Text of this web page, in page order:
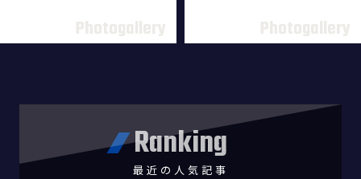
Ranking
最近の人気記事